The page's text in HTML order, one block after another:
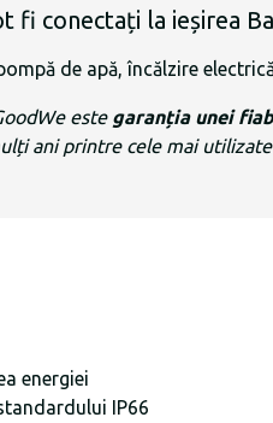
fi conectați la ieșirea
de apă, încălzire
este garanția unei
ani printre cele mai
energiei
IP66